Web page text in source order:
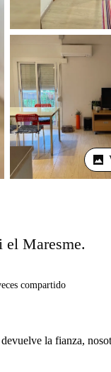
el Maresme.
compartido
la fianza,